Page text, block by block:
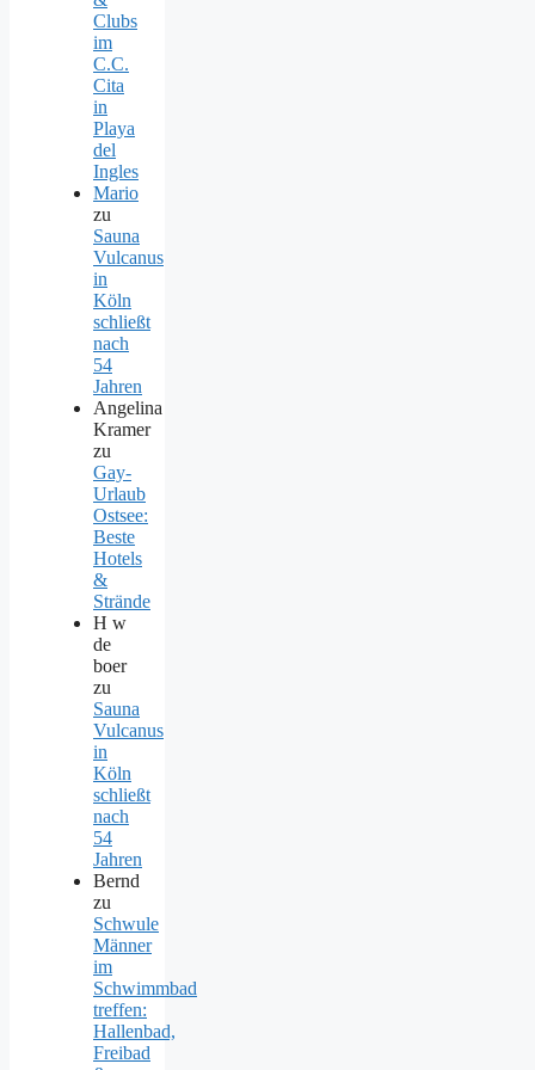
Clubs
im
C.C.
Cita
in
Playa
del
Ingles
Mario
zu
Sauna
Vulcanus
in
Köln
schließt
nach
54
Jahren
Angelina
Kramer
zu
Gay-
Urlaub
Ostsee:
Beste
Hotels
&
Strände
H w
de
boer
zu
Sauna
Vulcanus
in
Köln
schließt
nach
54
Jahren
Bernd
zu
Schwule
Männer
im
Schwimmbad
treffen:
Hallenbad,
Freibad